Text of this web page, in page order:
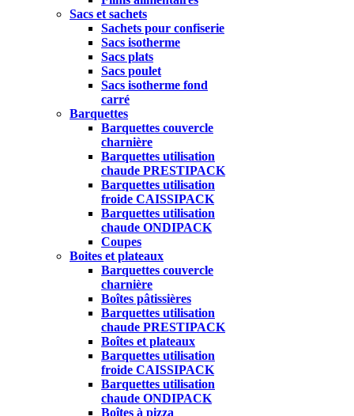
Sacs et sachets
Sachets pour confiserie
Sacs isotherme
Sacs plats
Sacs poulet
Sacs isotherme fond
carré
Barquettes
Barquettes couvercle
charnière
Barquettes utilisation
chaude PRESTIPACK
Barquettes utilisation
froide CAISSIPACK
Barquettes utilisation
chaude ONDIPACK
Coupes
Boites et plateaux
Barquettes couvercle
charnière
Boîtes pâtissières
Barquettes utilisation
chaude PRESTIPACK
Boîtes et plateaux
Barquettes utilisation
froide CAISSIPACK
Barquettes utilisation
chaude ONDIPACK
Boîtes à pizza